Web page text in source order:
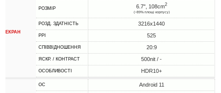
ЕКРАН
РОЗМІР 6.7", 108cm2
(~89% площі корпусу)
РОЗД. ЗДАТНІСТЬ 3216x1440
PPI 525
СПІВВІДНОШЕННЯ 20:9
ЯСКР. / КОНТРАСТ 500nit / -
ОСОБЛИВОСТІ HDR10+
ОС Android 11